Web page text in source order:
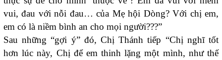
vui, đau với nỗi đau… của Mẹ hội Dòng? Với chị em,
em có là niềm bình an cho mọi người???”
Sau những “gợi ý” đó, Chị Thánh tiếp “Chị nghĩ tốt
hơn lúc này, Chị để em thinh lặng một mình, như thế